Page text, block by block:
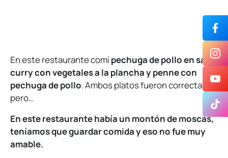
En este restaurante comípechuga de pollo en salsa
curry con vegetales a la plancha y penne con
pechuga de pollo. Ambos platos fueron correctas,
pero…
En este restaurante había un montón de moscas,
teníamos que guardar comida y eso no fue muy
amable.